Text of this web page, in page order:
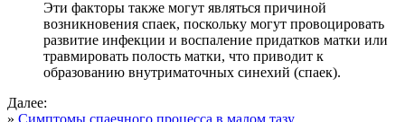
Эти факторы также могут являться причиной
возникновения спаек, поскольку могут провоцировать
развитие инфекции и воспаление придатков матки или
травмировать полость матки, что приводит к
образованию внутриматочных синехий (спаек).
Далее: